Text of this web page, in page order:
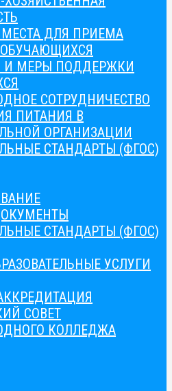
ДЛЯ ПРИЕМА
И МЕРЫ ПОДДЕРЖКИ
СОТРУДНИЧЕСТВО
ПИТАНИЯ В
ОРГАНИЗАЦИИ
СТАНДАРТЫ (ФГОС)
СТАНДАРТЫ (ФГОС)
УСЛУГИ
СОВЕТ
КОЛЛЕДЖА